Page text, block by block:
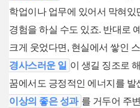
학업이나 업무에 있어서 막혀
경험을 하실 수도 있죠. 반대로
크게 웃었다면, 현실에서 쌓인
경사스러운 일 이 생길 징조로
꿈에서도 긍정적인 에너지를 발
이상의 좋은 성과 를 거두어 주